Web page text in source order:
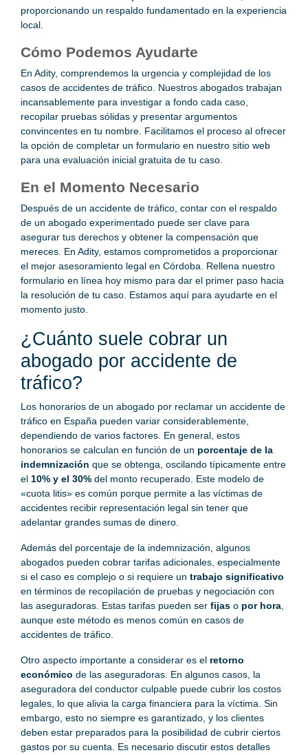
proporcionando un respaldo fundamentado en la experiencia
local.
Cómo Podemos Ayudarte
En Adity, comprendemos la urgencia y complejidad de los
casos de accidentes de tráfico. Nuestros abogados trabajan
incansablemente para investigar a fondo cada caso,
recopilar pruebas sólidas y presentar argumentos
convincentes en tu nombre. Facilitamos el proceso al ofrecer
la opción de completar un formulario en nuestro sitio web
para una evaluación inicial gratuita de tu caso.
En el Momento Necesario
Después de un accidente de tráfico, contar con el respaldo
de un abogado experimentado puede ser clave para
asegurar tus derechos y obtener la compensación que
mereces. En Adity, estamos comprometidos a proporcionar
el mejor asesoramiento legal en Córdoba. Rellena nuestro
formulario en línea hoy mismo para dar el primer paso hacia
la resolución de tu caso. Estamos aquí para ayudarte en el
momento justo.
¿Cuánto suele cobrar un
abogado por accidente de
tráfico?
Los honorarios de un abogado por reclamar un accidente de
tráfico en España pueden variar considerablemente,
dependiendo de varios factores. En general, estos
honorarios se calculan en función de un porcentaje de la
indemnización que se obtenga, oscilando típicamente entre
el 10% y el 30% del monto recuperado. Este modelo de
«cuota litis» es común porque permite a las víctimas de
accidentes recibir representación legal sin tener que
adelantar grandes sumas de dinero.
Además del porcentaje de la indemnización, algunos
abogados pueden cobrar tarifas adicionales, especialmente
si el caso es complejo o si requiere un trabajo significativo
en términos de recopilación de pruebas y negociación con
las aseguradoras. Estas tarifas pueden ser fijas o por hora
aunque este método es menos común en casos de
accidentes de tráfico.
Otro aspecto importante a considerar es el retorno
económico de las aseguradoras. En algunos casos, la
aseguradora del conductor culpable puede cubrir los costos
legales, lo que alivia la carga financiera para la víctima. Sin
embargo, esto no siempre es garantizado, y los clientes
deben estar preparados para la posibilidad de cubrir ciertos
gastos por su cuenta. Es necesario discutir estos detalles